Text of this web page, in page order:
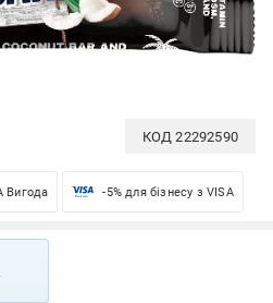
КОД22292590
Вигода -5% для бізнесу з VISA